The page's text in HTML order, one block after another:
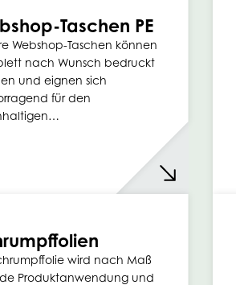
Taschen PE
Webshop-Taschen können
nach Wunsch bedruckt
und eignen sich
für den
wird nach Maß
Produktanwendung und